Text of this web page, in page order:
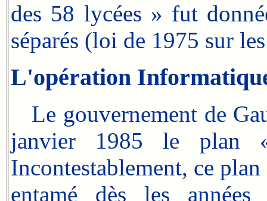
des 58 lycées » fut
séparés (loi de 1975 sur
L'opération
Le gouvernement de
janvier 1985 le plan
Incontestablement, ce
entamé dès les